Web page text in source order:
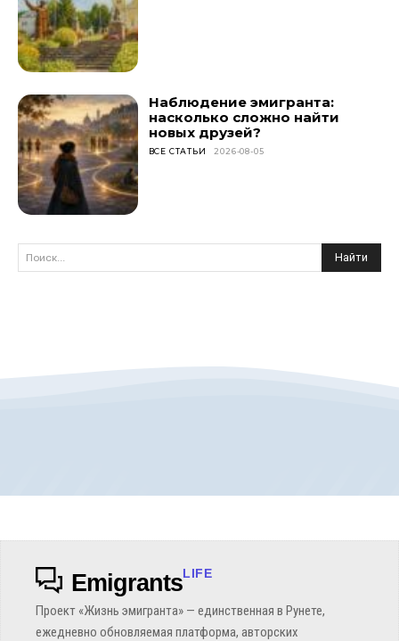
Наблюдение эмигранта:
насколько сложно найти
новых друзей?
ВСЕ СТАТЬИ 2026-08-05
Поиск... Найти
EmigrantsLIFE
Проект «Жизнь эмигранта» — единственная в Рунете,
ежедневно обновляемая платформа, авторских